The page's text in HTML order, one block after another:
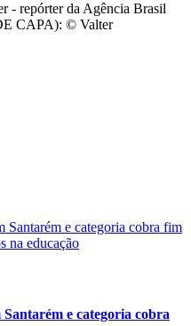
- repórter da Agência Brasil
CAPA): © Valter
Santarém e categoria cobra